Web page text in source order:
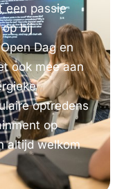
een passie
bij
Dag en
ook mee aan
optredens
op
altijd welkom